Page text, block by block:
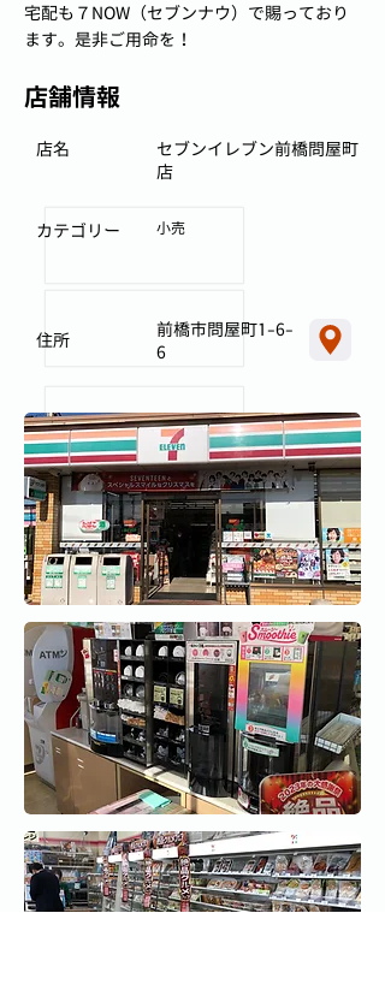
宅配も７NOW（セブンナウ）で賜っており
ます。是非ご用命を！
店舗情報
セブンイレブン前橋問屋町
店
店名
小売
カテゴリー
前橋市問屋町1-6-
6
住所